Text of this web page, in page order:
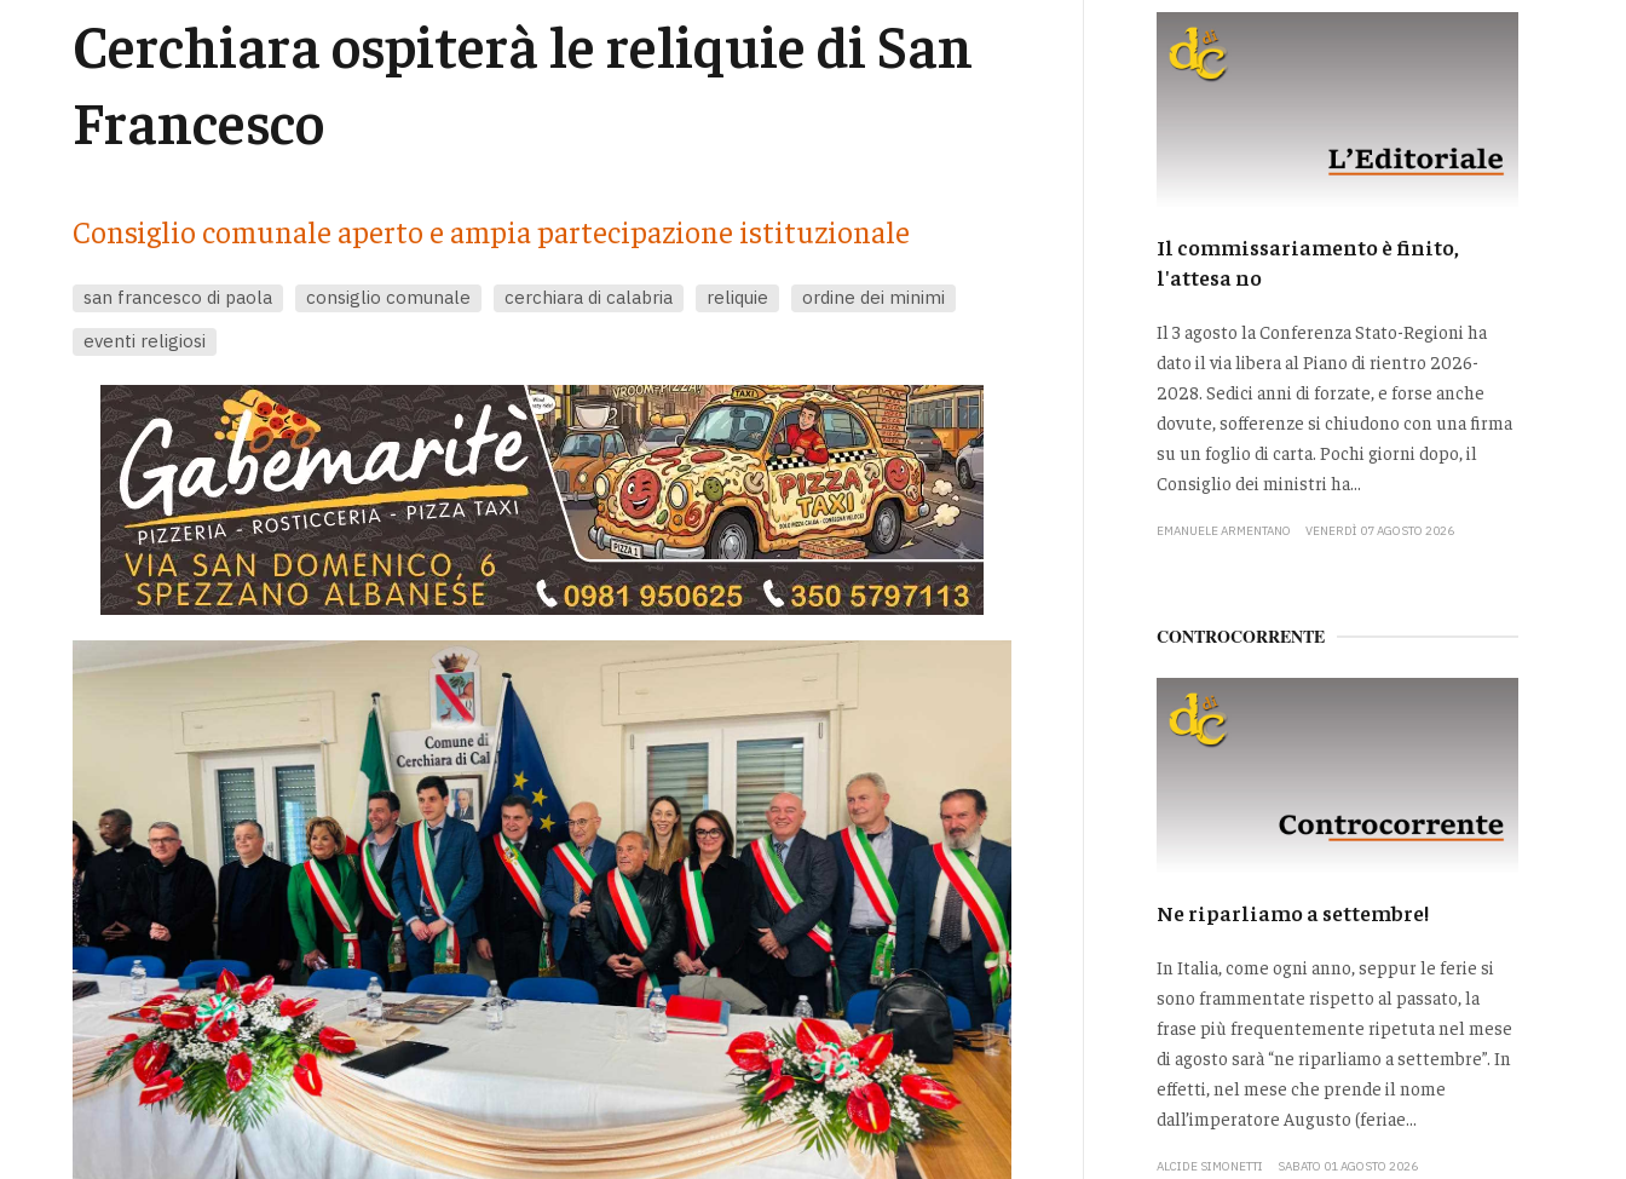
Cerchiara ospiterà le reliquie di San
Francesco
Consiglio comunale aperto e ampia partecipazione istituzionale
san francesco di paola consiglio comunale cerchiara di calabria reliquie
ordine dei minimi
eventi religiosi
Il commissariamento è finito,
l'attesa no
Il 3 agosto la Conferenza Stato-Regioni ha
dato il via libera al Piano di rientro 2026-
2028. Sedici anni di forzate, e forse anche
dovute, sofferenze si chiudono con una firma
su un foglio di carta. Pochi giorni dopo, il
Consiglio dei ministri ha...
EMANUELE ARMENTANO VENERDÌ 07 AGOSTO 2026
CONTROCORRENTE
Ne riparliamo a settembre!
In Italia, come ogni anno, seppur le ferie si
sono frammentate rispetto al passato, la
frase più frequentemente ripetuta nel mese
di agosto sarà “ne riparliamo a settembre”. In
effetti, nel mese che prende il nome
dall’imperatore Augusto (feriae...
ALCIDE SIMONETTI SABATO 01 AGOSTO 2026